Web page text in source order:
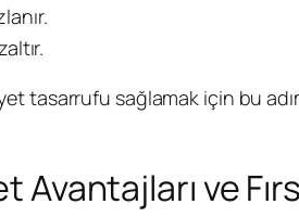
tasarrufu sağlamak için bu
Avantajları ve